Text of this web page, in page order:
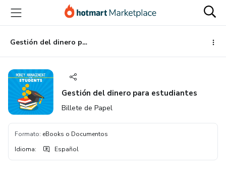
principal
página
de
página
Gestión del dinero para estudiantes
Gestión del dinero para estudiantes
Billete de Papel
Formato: eBooks o Documentos
Idioma: Español